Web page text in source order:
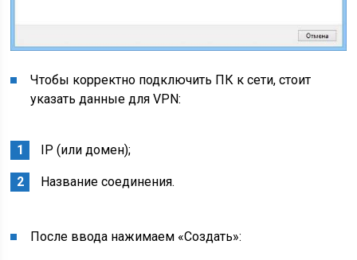
Чтобы корректно подключить ПК к сети, стоит
указать данные для VPN:
IP (или домен);
Название соединения.
После ввода нажимаем «Создать»: